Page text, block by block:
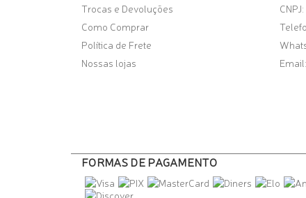
Trocas e Devoluções
Como Comprar
Política de Frete
Nossas lojas
Email:
FORMAS DE PAGAMENTO